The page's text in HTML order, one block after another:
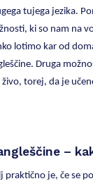
tujega jezika.
ki so nam na
lotimo kar od
Druga
torej, da je
–
praktično je, če se